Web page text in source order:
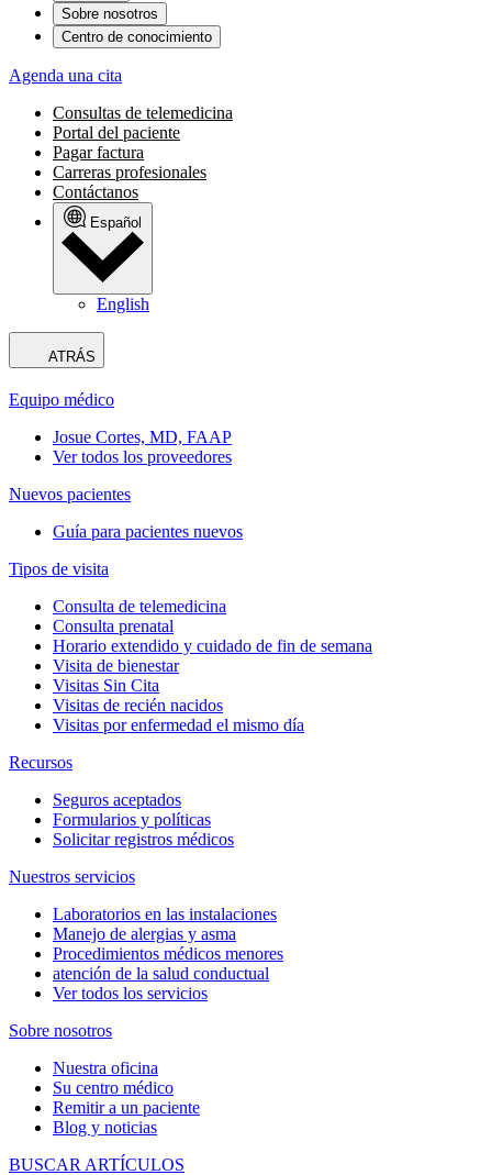
Sobre nosotros
Centro de conocimiento
Agenda una cita
Consultas de telemedicina
Portal del paciente
Pagar factura
Carreras profesionales
Contáctanos
Español
English
ATRÁS
Equipo médico
Josue Cortes, MD, FAAP
Ver todos los proveedores
Nuevos pacientes
Guía para pacientes nuevos
Tipos de visita
Consulta de telemedicina
Consulta prenatal
Horario extendido y cuidado de fin de semana
Visita de bienestar
Visitas Sin Cita
Visitas de recién nacidos
Visitas por enfermedad el mismo día
Recursos
Seguros aceptados
Formularios y políticas
Solicitar registros médicos
Nuestros servicios
Laboratorios en las instalaciones
Manejo de alergias y asma
Procedimientos médicos menores
atención de la salud conductual
Ver todos los servicios
Sobre nosotros
Nuestra oficina
Su centro médico
Remitir a un paciente
Blog y noticias
BUSCAR ARTÍCULOS